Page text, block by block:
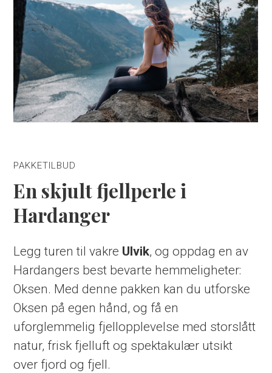
PAKKETILBUD
En skjult fjellperle i
Hardanger
Legg turen til vakre Ulvik, og oppdag en av
Hardangers best bevarte hemmeligheter:
Oksen. Med denne pakken kan du utforske
Oksen på egen hånd, og få en
uforglemmelig fjellopplevelse med storslått
natur, frisk fjelluft og spektakulær utsikt
over fjord og fjell.